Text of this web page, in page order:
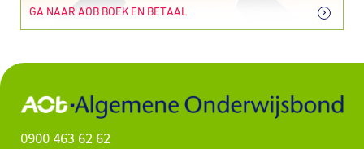
GA NAAR AOB BOEK EN BETAAL
0900 463 62 62